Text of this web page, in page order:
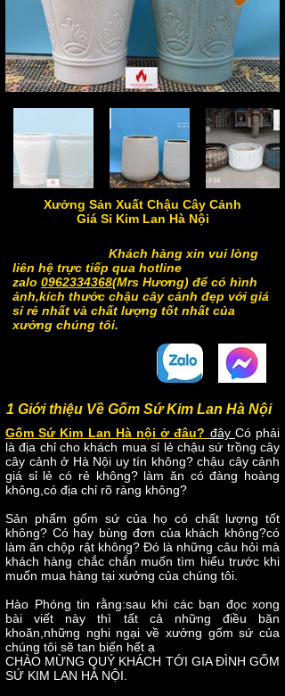
Xưởng Sản Xuất Chậu Cây Cảnh
Giá Sỉ Kim Lan Hà Nội
Khách hàng xin vui lòng
liên hệ trực tiếp qua hotline
zalo 0962334368(Mrs Hương) để có hình
ảnh,kích thước chậu cây cảnh đẹp với giá
sỉ rẻ nhất và chất lượng tốt nhất của
xưởng chúng tôi.
1 Giới thiệu Về Gốm Sứ Kim Lan Hà Nội
Gốm Sứ Kim Lan Hà nội ở đâu? đây Có phải
là địa chỉ cho khách mua sỉ lẻ chậu sứ trồng cây
cây cảnh ở Hà Nội uy tín không? chậu cây cảnh
giá sỉ lẻ có rẻ không? làm ăn có đàng hoàng
không,có địa chỉ rõ ràng không?
Sản phẩm gốm sứ của họ có chất lượng tốt
không? Có hay bùng đơn của khách không?có
làm ăn chộp rật không? Đó là những câu hỏi mà
khách hàng chắc chắn muốn tìm hiểu trước khi
muốn mua hàng tại xưởng của chúng tôi.
Hào Phóng tin rằng:sau khi các bạn đọc xong
bài viết này thì tất cả những điều băn
khoăn,những nghi ngại về xưởng gốm sứ của
chúng tôi sẽ tan biến hết ạ
CHÀO MỪNG QUÝ KHÁCH TỚI GIA ĐÌNH GỐM
SỨ KIM LAN HÀ NỘI.